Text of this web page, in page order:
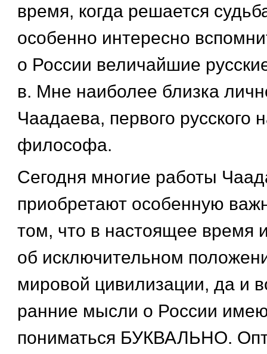
время, когда решается
особенно интересно
о России величайшие
в. Мне наиболее близка
Чаадаева, первого русского
философа.
Сегодня многие работы
приобретают особенную
том, что в настоящее время
об исключительном
мировой цивилизации, да и
ранние мысли о России
пониматься БУКВАЛЬНО.